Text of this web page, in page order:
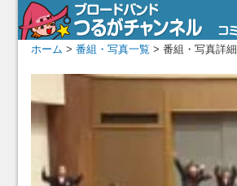
ホーム > 番組・写真一覧 > 番組・写真詳細